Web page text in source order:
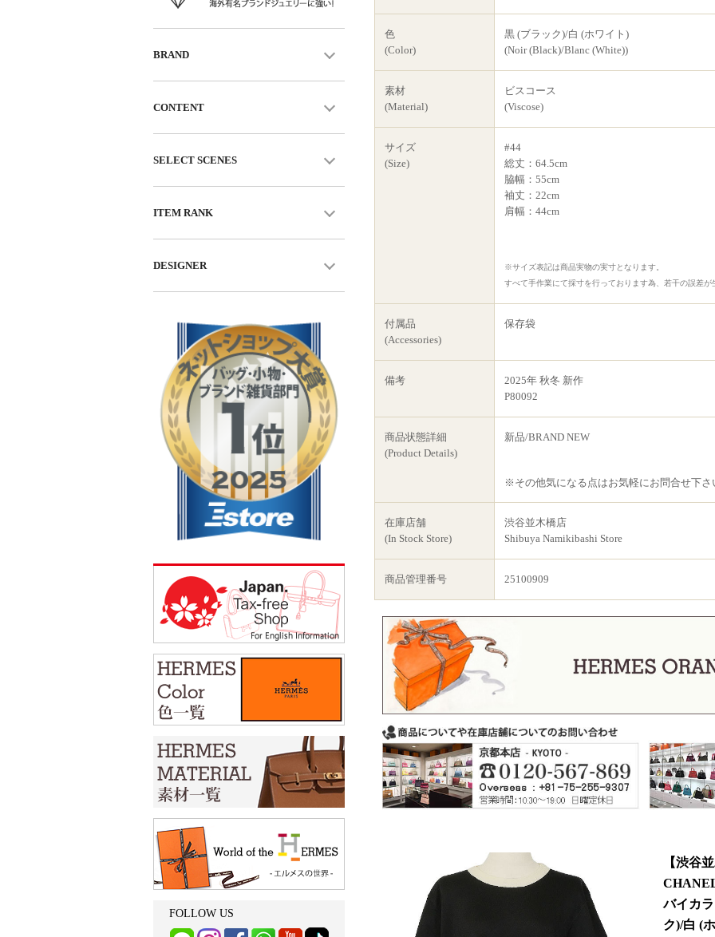
色
(Color)
黒 (ブラック)/白 (ホワイト)
(Noir (Black)/Blanc (White))
素材
(Material)
ビスコース
(Viscose)
サイズ
(Size)
#44
総丈：64.5cm
脇幅：55cm
袖丈：22cm
肩幅：44cm
※サイズ表記は商品実物の実寸となります。
すべて手作業にて採寸を行っております為、若干の誤差
付属品
(Accessories)
保存袋
備考
2025年 秋冬 新作
P80092
商品状態詳細
(Product Details)
新品/BRAND NEW
※その他気になる点はお気軽にお問合せ下さ
在庫店舗
(In Stock Store)
渋谷並木橋店
Shibuya Namikibashi Store
商品管理番号 25100909
【渋谷
バイカ
ク)/白 (
BRAND
CONTENT
SELECT SCENES
ITEM RANK
DESIGNER
FOLLOW US